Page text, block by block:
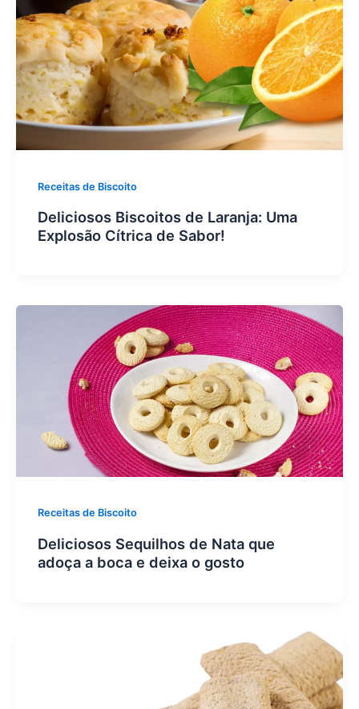
Receitas de Biscoito
Deliciosos Biscoitos de Laranja: Uma
Explosão Cítrica de Sabor!
Receitas de Biscoito
Deliciosos Sequilhos de Nata que
adoça a boca e deixa o gosto